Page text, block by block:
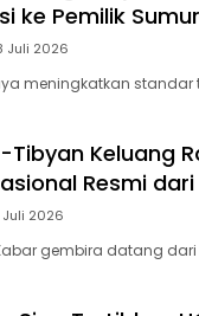
ke Pemilik
Juli 2026
meningkatkan standar
Keluang
Resmi dari
Juli 2026
gembira datang